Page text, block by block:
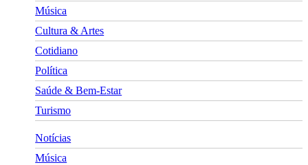
Música
Cultura & Artes
Cotidiano
Política
Saúde & Bem-Estar
Turismo
Notícias
Música